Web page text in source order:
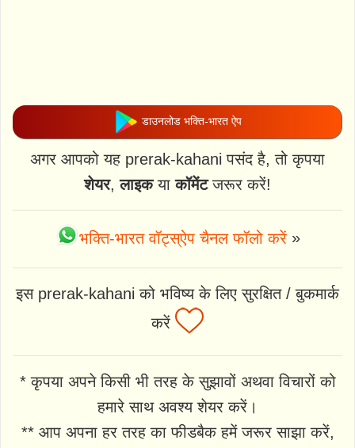
डाउनलोड भक्ति-भारत ऐप
अगर आपको यह prerak-kahani पसंद है, तो कृपया
शेयर,लाइकयाकॉमेंटजरूर करें!
भक्ति-भारत वॉट्स्ऐप चैनल फॉलो करें»
इस prerak-kahani को भविष्य के लिए सुरक्षित / बुकमार्क
करें
* कृपया अपने किसी भी तरह के सुझावों अथवा विचारों को
हमारे साथ अवश्य शेयर करें।
** आप अपना हर तरह का फीडबैक हमें जरूर साझा करें,